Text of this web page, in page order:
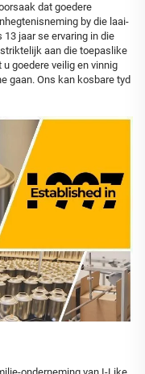
dat goedere
by die laai-
jaar se ervaring in die
aan die toepaslike
goedere veilig en vinnig
gaan. Ons kan kosbare tyd